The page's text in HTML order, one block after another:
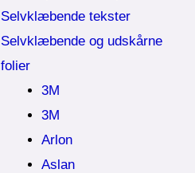
Selvklæbende tekster
Selvklæbende og udskårne
folier
3M
3M
Arlon
Aslan